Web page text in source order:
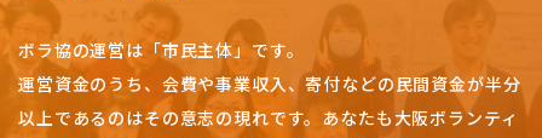
ボラ協の運営は「市民主体」です。
運営資金のうち、会費や事業収入、寄付などの民間資金が半分
以上であるのはその意志の現れです。 あなたも大阪ボランティ